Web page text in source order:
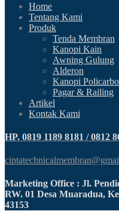
Home
Tentang Kami
Produk
Tenda Membran
Kanopi Kain
Awning Gulung
Alderon
Kanopi
Pagar & Railing
Artikel
Kontak Kami
HP. 0819 1189 8181 / 0812
Marketing Office : Jl.
RW. 01 Desa Muaradua,
43153